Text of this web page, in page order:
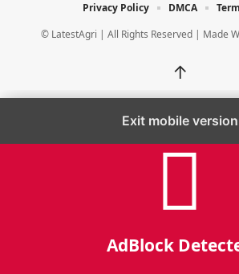
© LatestAgri | All Rights Reserved | Made
Privacy Policy DMCA
↑
Exit mobile version
AdBlock